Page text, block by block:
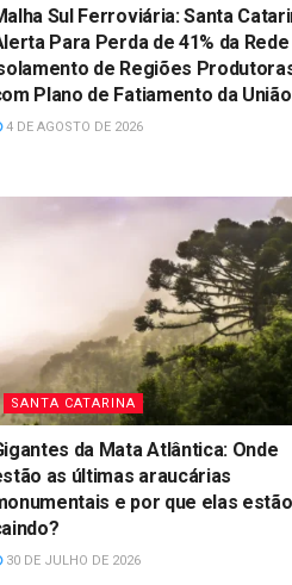
Sul Ferroviária: Santa
Alerta Para Perda de 41%
Rede e Isolamento de Regiões
com Plano de
da União
SANTA CATARINA
da Mata Atlântica: Onde
as últimas araucárias
e por que elas estão
30 DE JULHO DE 2026